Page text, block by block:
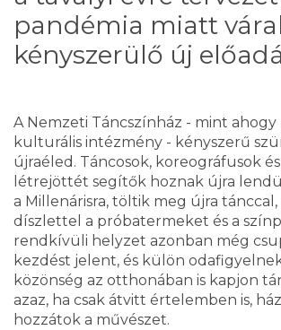
pandémia miatt
kényszerülő új
A Nemzeti Táncszínház - mint
kulturális intézmény - kényszerű
újraéled. Táncosok, koreográfusok
létrejöttét segítők hoznak újra
a Millenárisra, töltik meg újra
díszlettel a próbatermeket és a
rendkívüli helyzet azonban még
kezdést jelent, és külön
közönség az otthonában is kapjon
azaz, ha csak átvitt értelemben is,
hozzátok a művészet.